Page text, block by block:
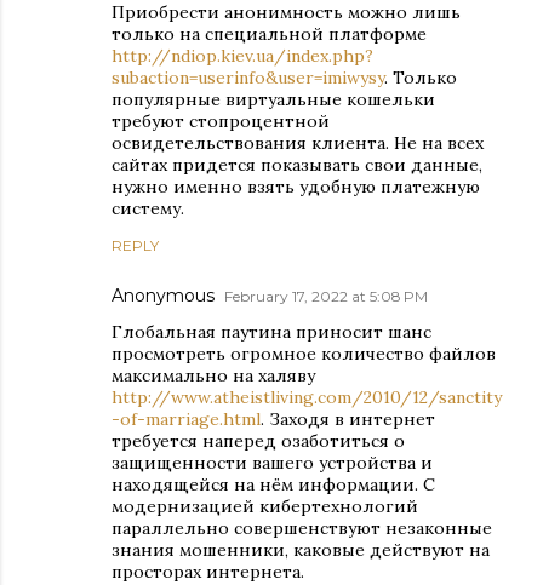
Приобрести анонимность можно лишь
только на специальной платформе
http://ndiop.kiev.ua/index.php?
subaction=userinfo&user=imiwysy. Только
популярные виртуальные кошельки
требуют стопроцентной
освидетельствования клиента. Не на всех
сайтах придется показывать свои данные,
нужно именно взять удобную платежную
систему.
REPLY
Anonymous February 17, 2022 at 5:08 PM
Глобальная паутина приносит шанс
просмотреть огромное количество файлов
максимально на халяву
http://www.atheistliving.com/2010/12/sanctity
-of-marriage.html. Заходя в интернет
требуется наперед озаботиться о
защищенности вашего устройства и
находящейся на нём информации. С
модернизацией кибертехнологий
параллельно совершенствуют незаконные
знания мошенники, каковые действуют на
просторах интернета.